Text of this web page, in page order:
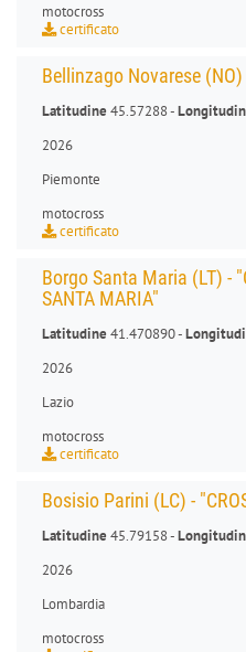
motocross
certificato
Bellinzago Novarese (NO)
Latitudine45.57288 -
2026
Piemonte
motocross
certificato
Borgo Santa Maria (LT) -
SANTA MARIA"
Latitudine41.470890 -
2026
Lazio
motocross
certificato
Bosisio Parini (LC) -
Latitudine45.79158 -
2026
Lombardia
motocross